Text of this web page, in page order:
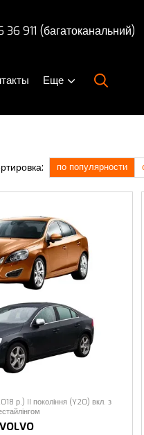
911 (багатоканальний)
Еще
по популярности
р.) II покоління (Y20) вкл. з
VOLVO